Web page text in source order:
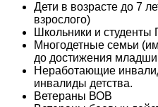
Дети в возрасте до 7
взрослого)
Школьники и студенты
Многодетные семьи
до достижения
Неработающие
инвалиды детства.
Ветераны ВОВ